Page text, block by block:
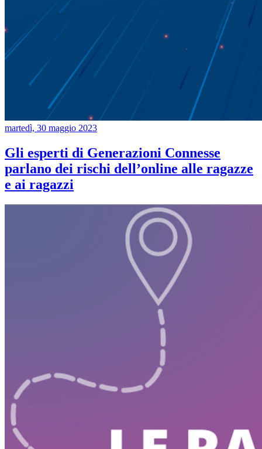
martedì, 30 maggio 2023
Gli esperti di Generazioni Connesse
parlano dei rischi dell’online alle ragazze
e ai ragazzi